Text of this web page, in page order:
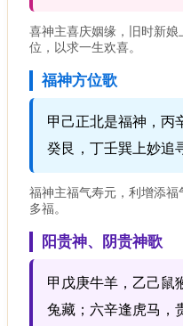
喜神主喜庆姻缘，旧时新
位，以求一生欢喜。
福神方位歌
甲己正北是福神，丙
癸艮，丁壬巽上妙追
福神主福气寿元，利增添
多福。
阳贵神、阴贵神歌
甲戊庚牛羊，乙己鼠
兔藏；六辛逢虎马，